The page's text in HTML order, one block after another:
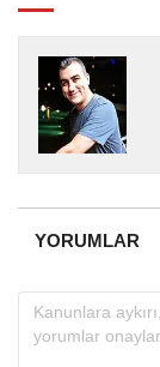
YORUMLAR